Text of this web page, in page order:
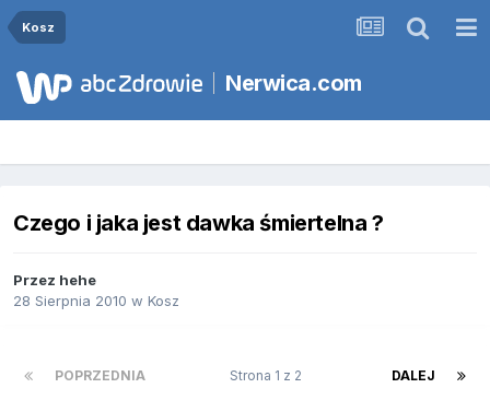
Kosz
Nerwica.com
Czego i jaka jest dawka śmiertelna ?
Przez hehe
28 Sierpnia 2010 w Kosz
POPRZEDNIA DALEJ
Strona 1 z 2